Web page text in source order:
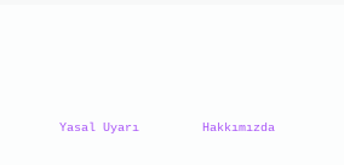
Yasal Uyarı Hakkımızda